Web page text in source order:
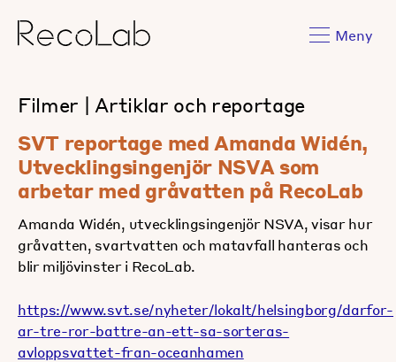
Meny
Filmer | Artiklar och reportage
SVT reportage med Amanda Widén,
Utvecklingsingenjör NSVA som
arbetar med gråvatten på RecoLab
Amanda Widén, utvecklingsingenjör NSVA, visar hur
gråvatten, svartvatten och matavfall hanteras och
blir miljövinster i RecoLab.
https://www.svt.se/nyheter/lokalt/helsingborg/darfor-
ar-tre-ror-battre-an-ett-sa-sorteras-
avloppsvattet-fran-oceanhamen